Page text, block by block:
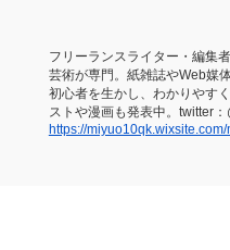
フリーランスライター・編集
芸術が専門。紙雑誌やWeb媒
初心者を生かし、わかりやす
ストや漫画も発表中。twitter
https://